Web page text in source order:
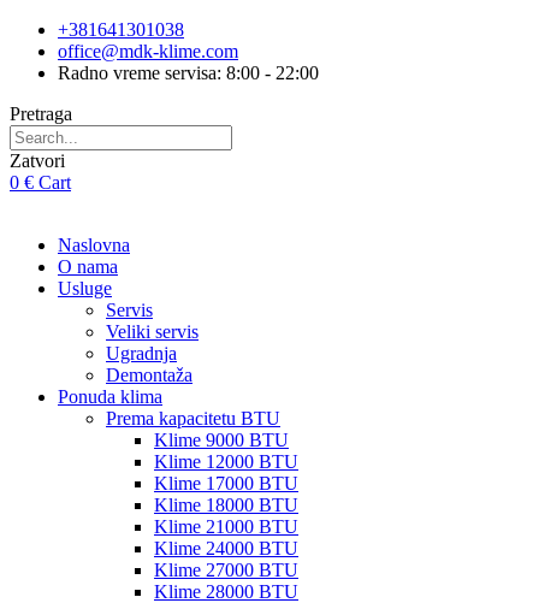
Skip
content
+381641301038
office@mdk-klime.com
Radno vreme servisa: 8:00 - 22:00
Pretraga
Zatvori
0 € Cart
Naslovna
O nama
Usluge
Servis
Veliki servis
Ugradnja
Demontaža
Ponuda klima
Prema kapacitetu BTU
Klime 9000 BTU
Klime 12000 BTU
Klime 17000 BTU
Klime 18000 BTU
Klime 21000 BTU
Klime 24000 BTU
Klime 27000 BTU
Klime 28000 BTU